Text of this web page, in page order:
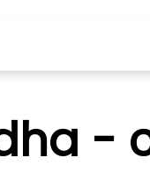
-